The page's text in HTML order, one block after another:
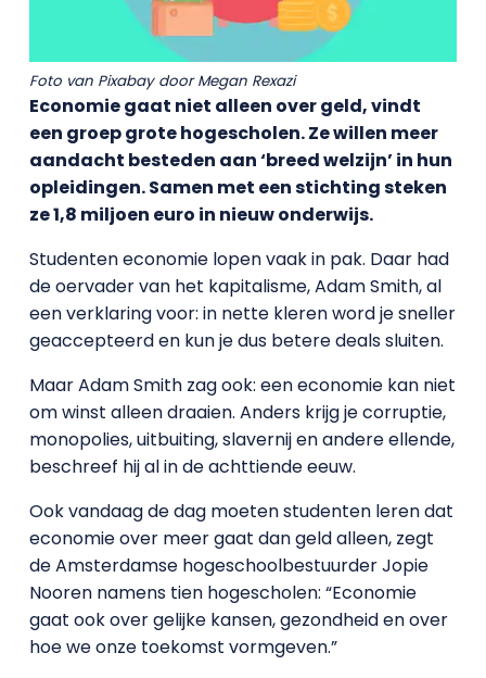
Foto van Pixabay door Megan Rexazi
Economie gaat niet alleen over geld, vindt
een groep grote hogescholen. Ze willen meer
aandacht besteden aan ‘breed welzijn’ in hun
opleidingen. Samen met een stichting steken
ze 1,8 miljoen euro in nieuw onderwijs.
Studenten economie lopen vaak in pak. Daar had
de oervader van het kapitalisme, Adam Smith, al
een verklaring voor: in nette kleren word je sneller
geaccepteerd en kun je dus betere deals sluiten.
Maar Adam Smith zag ook: een economie kan niet
om winst alleen draaien. Anders krijg je corruptie,
monopolies, uitbuiting, slavernij en andere ellende,
beschreef hij al in de achttiende eeuw.
Ook vandaag de dag moeten studenten leren dat
economie over meer gaat dan geld alleen, zegt
de Amsterdamse hogeschoolbestuurder Jopie
Nooren namens tien hogescholen: “Economie
gaat ook over gelijke kansen, gezondheid en over
hoe we onze toekomst vormgeven.”